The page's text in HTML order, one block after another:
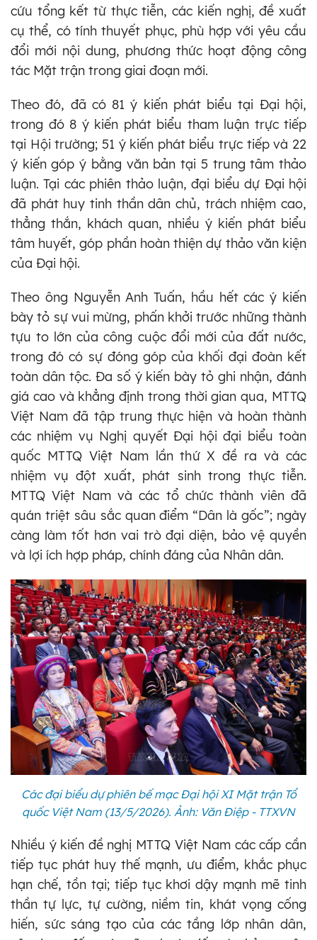
cứu tổng kết từ thực tiễn, các kiến nghị, đề xuất
cụ thể, có tính thuyết phục, phù hợp với yêu cầu
đổi mới nội dung, phương thức hoạt động công
tác Mặt trận trong giai đoạn mới.
Theo đó, đã có 81 ý kiến phát biểu tại Đại hội,
trong đó 8 ý kiến phát biểu tham luận trực tiếp
tại Hội trường; 51 ý kiến phát biểu trực tiếp và 22
ý kiến góp ý bằng văn bản tại 5 trung tâm thảo
luận. Tại các phiên thảo luận, đại biểu dự Đại hội
đã phát huy tinh thần dân chủ, trách nhiệm cao,
thẳng thắn, khách quan, nhiều ý kiến phát biểu
tâm huyết, góp phần hoàn thiện dự thảo văn kiện
của Đại hội.
Theo ông Nguyễn Anh Tuấn, hầu hết các ý kiến
bày tỏ sự vui mừng, phấn khởi trước những thành
tựu to lớn của công cuộc đổi mới của đất nước,
trong đó có sự đóng góp của khối đại đoàn kết
toàn dân tộc. Đa số ý kiến bày tỏ ghi nhận, đánh
giá cao và khẳng định trong thời gian qua, MTTQ
Việt Nam đã tập trung thực hiện và hoàn thành
các nhiệm vụ Nghị quyết Đại hội đại biểu toàn
quốc MTTQ Việt Nam lần thứ X đề ra và các
nhiệm vụ đột xuất, phát sinh trong thực tiễn.
MTTQ Việt Nam và các tổ chức thành viên đã
quán triệt sâu sắc quan điểm “Dân là gốc”; ngày
càng làm tốt hơn vai trò đại diện, bảo vệ quyền
và lợi ích hợp pháp, chính đáng của Nhân dân.
Các đại biểu dự phiên bế mạc Đại hội XI Mặt trận Tổ
quốc Việt Nam (13/5/2026). Ảnh: Văn Điệp - TTXVN
Nhiều ý kiến đề nghị MTTQ Việt Nam các cấp cần
tiếp tục phát huy thế mạnh, ưu điểm, khắc phục
hạn chế, tồn tại; tiếp tục khơi dậy mạnh mẽ tinh
thần tự lực, tự cường, niềm tin, khát vọng cống
hiến, sức sáng tạo của các tầng lớp nhân dân,